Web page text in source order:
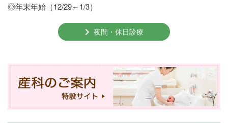
◎年末年始（12/29～1/3）
夜間・休日診療